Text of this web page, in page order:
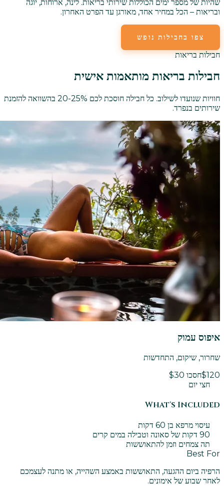
שהיות של מספר ימים הכוללות שירותי בריאות. לינה, ארוחות, יוגה
ובריאות – הכל במחיר אחד, מאורגן עד הפרט האחרון.
צפו בחבילות נופש
חבילות בריאות
חבילות בריאות מותאמות אישית
חוויות שנועדו לשילוב. כל חבילה חוסכת לכם 20-25% בהשוואה להזמנת
שירותים בנפרד.
איפוס עמוק
שחרור, שיקום, התחדשות
$120חסכו $30
חצי יום
What's Included
עיסוי מרפא בן 60 דקות
90 דקות של סאונה וטבילה במים קרים
תה צמחים וזמן להתאוששות
Best For
הרפיה ביום ההגעה, התאוששות באמצע השהייה, או מתנה לעצמכם
לאחר שבוע של אימונים.